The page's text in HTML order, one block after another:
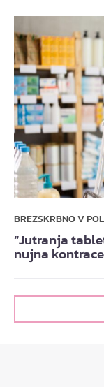
BREZSKRBNO V
“Jutranja
nujna